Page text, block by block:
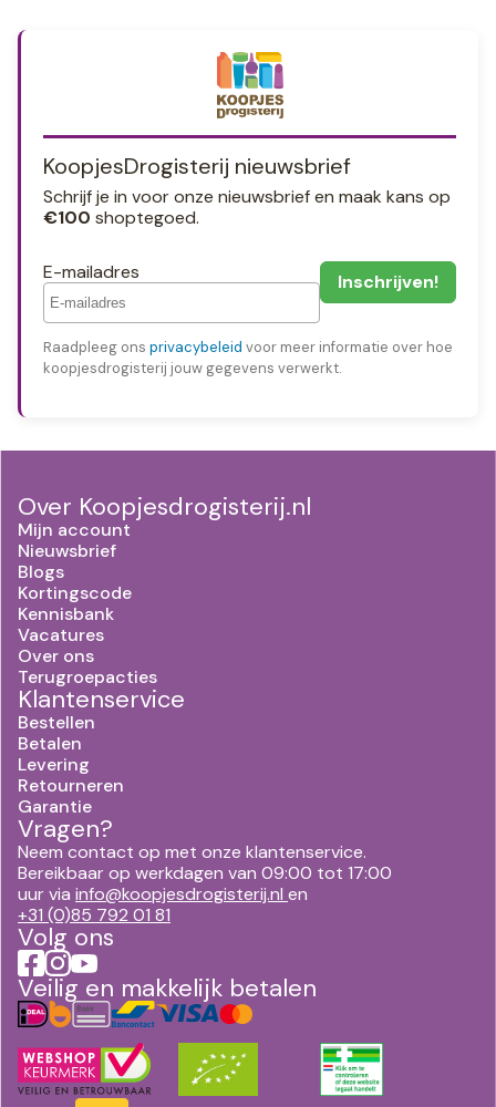
KoopjesDrogisterij nieuwsbrief
Schrijf je in voor onze nieuwsbrief en maak kans op
€100 shoptegoed.
E-mailadres
Raadpleeg ons privacybeleid voor meer informatie over hoe
koopjesdrogisterij jouw gegevens verwerkt.
Over Koopjesdrogisterij.nl
Mijn account
Nieuwsbrief
Blogs
Kortingscode
Kennisbank
Vacatures
Over ons
Terugroepacties
Klantenservice
Bestellen
Betalen
Levering
Retourneren
Garantie
Vragen?
Neem contact op met onze klantenservice.
Bereikbaar op werkdagen van 09:00 tot 17:00
uur via info@koopjesdrogisterij.nl en
+31 (0)85 792 01 81
Volg ons
Veilig en makkelijk betalen